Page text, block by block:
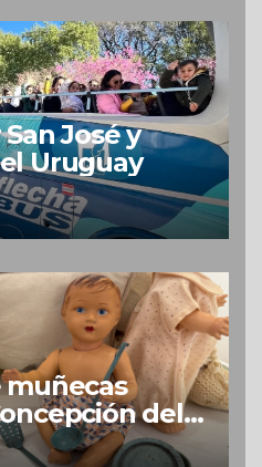
José y
Uruguay
muñecas
del